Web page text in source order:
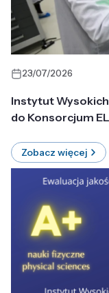
23/07/2026
Instytut Wysokich
do Konsorcjum
Zobacz więcej